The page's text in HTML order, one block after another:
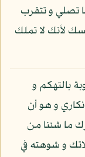
تصلي و تتقرب
لأنك لا تملك
بالتهكم و
و هو أن
ما شئنا من
و شوهته في